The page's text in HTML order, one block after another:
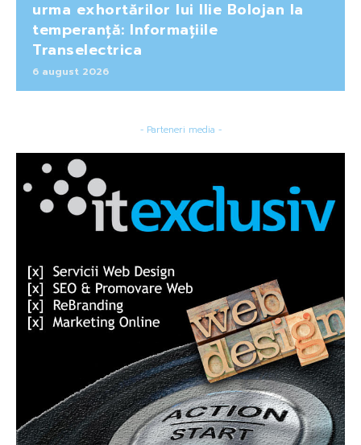
urma exhortărilor lui Ilie Bolojan la
temperanță: Informațiile
Transelectrica
6 august 2026
- Parteneri media -